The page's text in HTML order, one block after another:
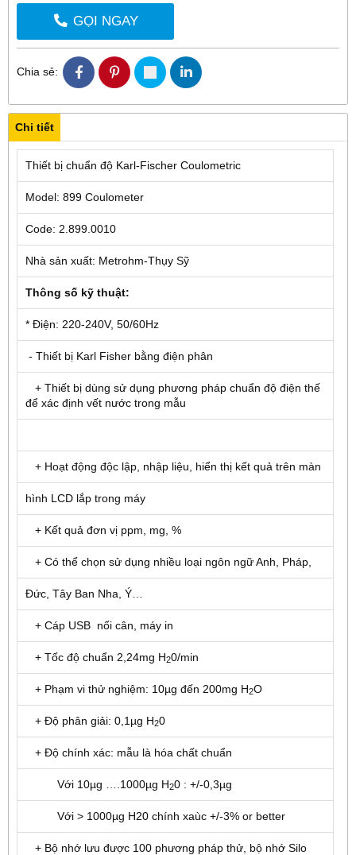
GỌI NGAY
Chia sẻ:
Chi tiết
Thiết bị chuẩn độ Karl-Fischer Coulometric
Model: 899 Coulometer
Code: 2.899.0010
Nhà sản xuất: Metrohm-Thụy Sỹ
Thông số kỹ thuật:
* Điện: 220-240V, 50/60Hz
- Thiết bị Karl Fisher bằng điện phân
+ Thiết bị dùng sử dụng phương pháp chuẩn độ điện thế
để xác định vết nước trong mẫu
+ Hoạt động độc lập, nhập liệu, hiển thị kết quả trên màn
hình LCD lắp trong máy
+ Kết quả đơn vị ppm, mg, %
+ Có thể chọn sử dụng nhiều loại ngôn ngữ Anh, Pháp,
Đức, Tây Ban Nha, Ý…
+ Cáp USB nối cân, máy in
+ Tốc độ chuẩn 2,24mg H20/min
+ Phạm vi thử nghiệm: 10µg đến 200mg H2O
+ Độ phân giải: 0,1µg H20
+ Độ chính xác: mẫu là hóa chất chuẩn
Với 10µg ….1000µg H20 : +/-0,3µg
Với > 1000µg H20 chính xaùc +/-3% or better
+ Bộ nhớ lưu được 100 phương pháp thử, bộ nhớ Silo